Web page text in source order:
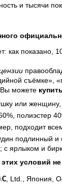
и тысячи
как показано,
Вы можете
или женщину,
полиэстер
подходит
подлинный
с ярлыком и
условий
C, Ltd., Япония,